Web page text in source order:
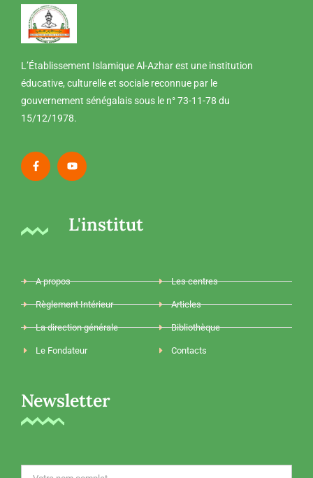
L’Établissement Islamique Al-Azhar est une institution
éducative, culturelle et sociale reconnue par le
gouvernement sénégalais sous le n° 73-11-78 du
15/12/1978.
L'institut
A propos
Règlement Intérieur
La direction générale
Le Fondateur
Les centres
Articles
Bibliothèque
Contacts
Newsletter